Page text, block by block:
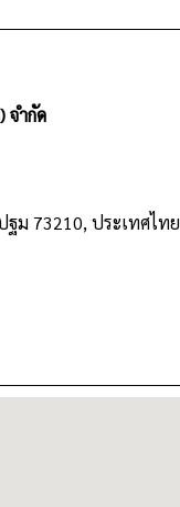
จำกัด
ม 73210, ประเทศไทย​